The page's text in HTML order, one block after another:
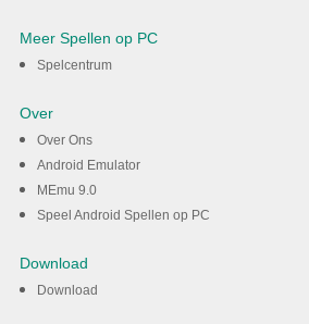
Meer Spellen op PC
Spelcentrum
Over
Over Ons
Android Emulator
MEmu 9.0
Speel Android Spellen op PC
Download
Download